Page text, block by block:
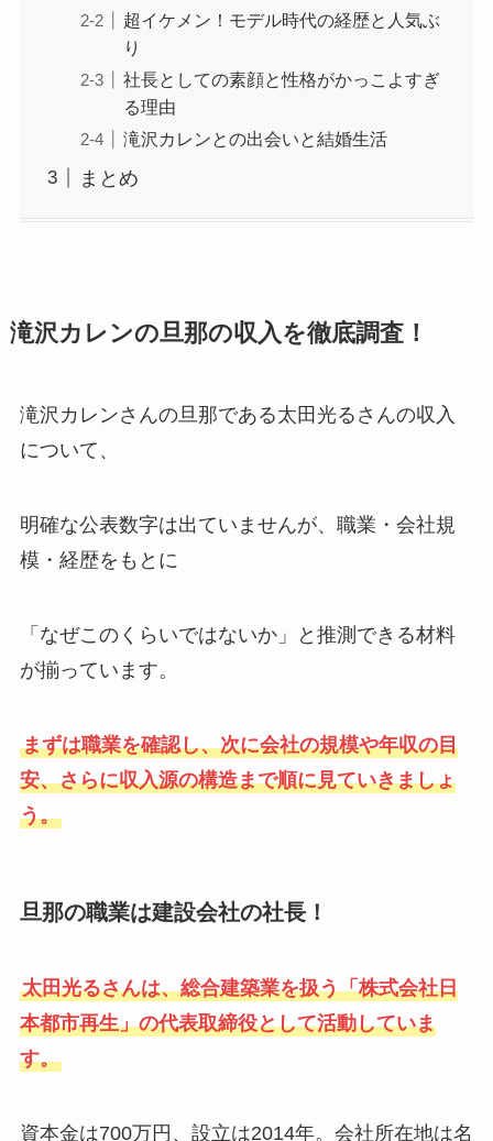
超イケメン！モデル時代の経歴と人気ぶ
り
社長としての素顔と性格がかっこよすぎ
る理由
滝沢カレンとの出会いと結婚生活
まとめ
滝沢カレンの旦那の収入を徹底調査！
滝沢カレンさんの旦那である太田光るさんの収入
について、
明確な公表数字は出ていませんが、職業・会社規
模・経歴をもとに
「なぜこのくらいではないか」と推測できる材料
が揃っています。
まずは職業を確認し、次に会社の規模や年収の目
安、さらに収入源の構造まで順に見ていきましょ
う。
旦那の職業は建設会社の社長！
太田光るさんは、総合建築業を扱う「株式会社日
本都市再生」の代表取締役として活動していま
す。
資本金は700万円、設立は2014年。会社所在地は名